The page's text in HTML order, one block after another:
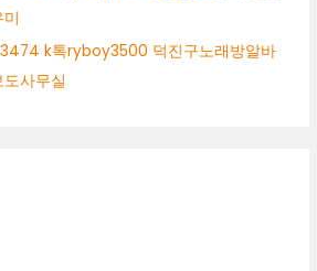
k톡ryboy3500 덕진구노래방알바
사무실